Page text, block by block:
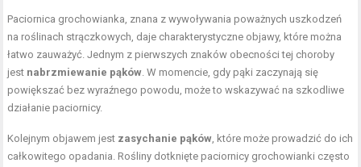
Paciornica grochowianka, znana z wywoływania poważnych uszkodzeń
na roślinach strączkowych, daje charakterystyczne objawy, które można
łatwo zauważyć. Jednym z pierwszych znaków obecności tej choroby
jest nabrzmiewanie pąków. W momencie, gdy pąki zaczynają się
powiększać bez wyraźnego powodu, może to wskazywać na szkodliwe
działanie paciornicy.
Kolejnym objawem jest zasychanie pąków, które może prowadzić do ich
całkowitego opadania. Rośliny dotknięte paciornicy grochowianki często